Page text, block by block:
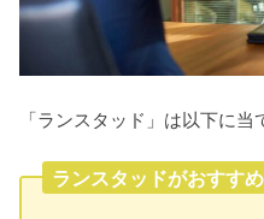
「ランスタッド」は以下に当
ランスタッドがおすす